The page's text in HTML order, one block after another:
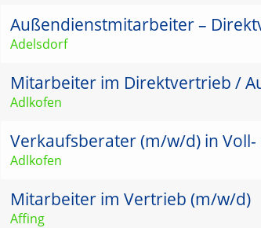
Außendienstmitarbeiter –
Adelsdorf
Mitarbeiter im Direktvertrieb /
Adlkofen
Verkaufsberater (m/w/d) in Voll-
Adlkofen
Mitarbeiter im Vertrieb (m/w/d)
Affing